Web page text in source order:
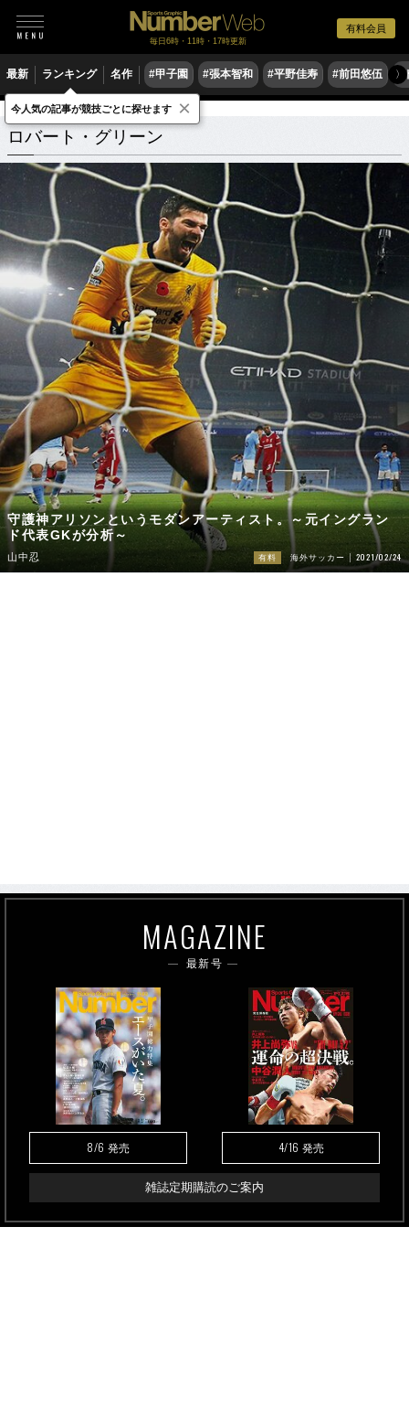
有料会員
毎日6時・11時・17時更新
最新 ランキング 名作 #甲子園 #張本智和 #平野佳寿 #前田悠伍 #
〉
ロバート・グリーン 関連記事
ロバート・グリーン
守護神アリソンというモダンアーティスト。～元イングラン
ド代表GKが分析～
山中忍 有料 海外サッカー 2021/02/24
MAGAZINE
最新号
8/6 発売 4/16 発売
雑誌定期購読のご案内
今人気の記事が競技ごとに探せます ×